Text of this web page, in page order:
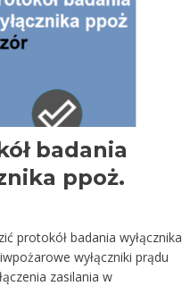
badania
ppoż.
protokół badania wyłącznika
wyłączniki prądu
zasilania w